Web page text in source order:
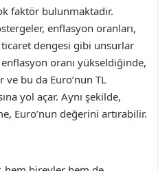
faktör bulunmaktadır.
enflasyon oranları,
dengesi gibi unsurlar
oranı yükseldiğinde,
ve bu da Euro’nun TL
yol açar. Aynı şekilde,
Euro’nun değerini artırabilir.